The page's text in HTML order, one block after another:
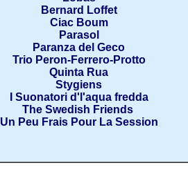
Bernard Loffet
Ciac Boum
Parasol
Paranza del Geco
Trio Peron-Ferrero-Protto
Quinta Rua
Stygiens
I Suonatori d'l'aqua fredda
The Swedish Friends
Un Peu Frais Pour La Session